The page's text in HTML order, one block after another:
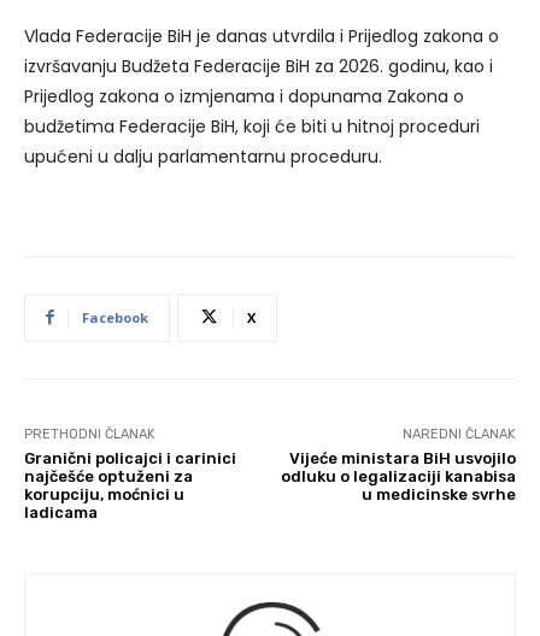
Vlada Federacije BiH je danas utvrdila i Prijedlog zakona o
izvršavanju Budžeta Federacije BiH za 2026. godinu, kao i
Prijedlog zakona o izmjenama i dopunama Zakona o
budžetima Federacije BiH, koji će biti u hitnoj proceduri
upućeni u dalju parlamentarnu proceduru.
Facebook X
PRETHODNI ČLANAK
Granični policajci i carinici
najčešće optuženi za
korupciju, moćnici u
ladicama
NAREDNI ČLANAK
Vijeće ministara BiH usvojilo
odluku o legalizaciji kanabisa
u medicinske svrhe